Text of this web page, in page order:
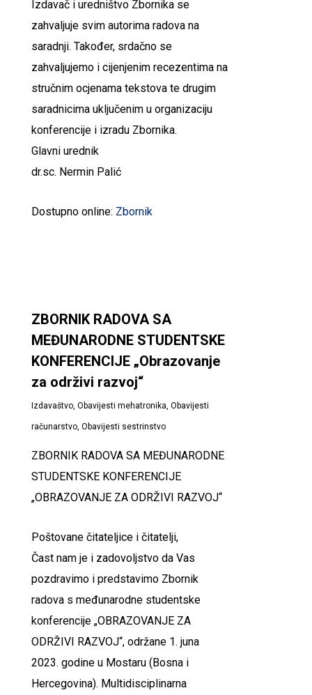
Izdavač i uredništvo Zbornika se
zahvaljuje svim autorima radova na
saradnji. Također, srdačno se
zahvaljujemo i cijenjenim recezentima na
stručnim ocjenama tekstova te drugim
saradnicima uključenim u organizaciju
konferencije i izradu Zbornika.
Glavni urednik
dr.sc. Nermin Palić
Dostupno online: Zbornik
ZBORNIK RADOVA SA
MEĐUNARODNE STUDENTSKE
KONFERENCIJE „Obrazovanje
za održivi razvoj“
Izdavaštvo, Obavijesti mehatronika, Obavijesti
računarstvo, Obavijesti sestrinstvo
ZBORNIK RADOVA SA MEĐUNARODNE
STUDENTSKE KONFERENCIJE
„OBRAZOVANJE ZA ODRŽIVI RAZVOJ“
Poštovane čitateljice i čitatelji,
Čast nam je i zadovoljstvo da Vas
pozdravimo i predstavimo Zbornik
radova s međunarodne studentske
konferencije „OBRAZOVANJE ZA
ODRŽIVI RAZVOJ“, održane 1. juna
2023. godine u Mostaru (Bosna i
Hercegovina). Multidisciplinarna